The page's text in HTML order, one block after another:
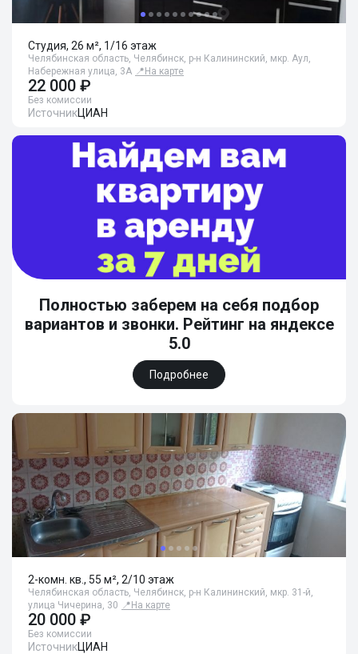
Студия, 26 м², 1/16 этаж
Челябинская область, Челябинск, р-н Калининский, мкр. Аул,
Набережная улица, 3А 📍 На карте
22 000 ₽
Без комиссии
ИсточникЦИАН
Полностью заберем на себя подбор
вариантов и звонки. Рейтинг на яндексе
5.0
Подробнее
2-комн. кв., 55 м², 2/10 этаж
Челябинская область, Челябинск, р-н Калининский, мкр. 31-й,
улица Чичерина, 30 📍 На карте
20 000 ₽
Без комиссии
ИсточникЦИАН